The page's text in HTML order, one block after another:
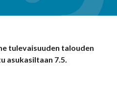
tulevaisuuden talouden
asukasiltaan 7.5.